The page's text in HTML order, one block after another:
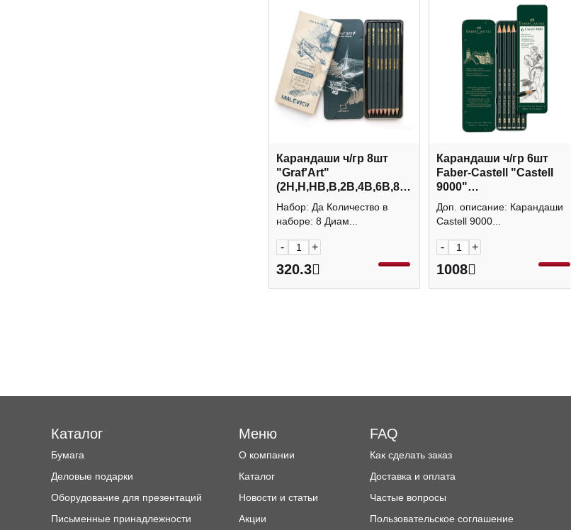
Карандаши ч/гр 8шт
"Graf'Art"
(2Н,Н,HB,В,2В,4В,6В,8В)
металл.уп 197900
Малевичъ
Набор: Да Количество в
наборе: 8 Диам...
- +
320.3
Карандаши ч/гр 6шт
Faber-Castell "Castell
9000"
(HB,B,2B,4B,6B,8B)
метал.уп. 119063
Доп. описание: Карандаши
Castell 9000...
- +
1008
Каталог
Бумага
Деловые подарки
Оборудование для презентаций
Письменные принадлежности
Меню
О компании
Каталог
Новости и статьи
Акции
FAQ
Как сделать заказ
Доставка и оплата
Частые вопросы
Пользовательское соглашение